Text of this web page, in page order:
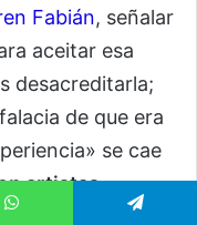
Fabián, señalar
aceitar esa
desacreditarla;
de que era
se cae
artistas
Asia Occidental